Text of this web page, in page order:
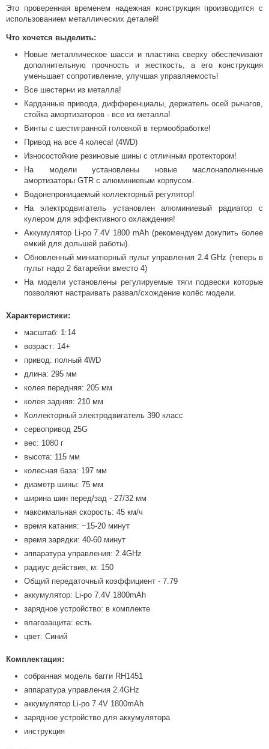
Это проверенная временем надежная конструкция производится с
использованием металлических деталей!
Что хочется выделить:
Новые металлическое шасси и пластина сверху обеспечивают
дополнительную прочность и жесткость, а его конструкция
уменьшает сопротивление, улучшая управляемость!
Все шестерни из металла!
Карданные привода, дифференциалы, держатель осей рычагов,
стойка амортизаторов - все из металла!
Винты с шестигранной головкой в ​​термообработке!
Привод на все 4 колеса! (4WD)
Износостойкие резиновые шины с отличным протектором!
На модели установлены новые маслонаполненные
амортизаторы GTR c алюминиевым корпусом.
Водонепроницаемый коллекторный регулятор!
На электродвигатель установлен алюминиевый радиатор с
кулером для эффективного охлаждения!
Аккумулятор Li-po 7.4V 1800 mAh (рекомендуем докупить более
емкий для дольшей работы).
Обновленный миниатюрный пульт управления 2.4 GHz (теперь в
пульт надо 2 батарейки вместо 4)
На модели установлены регулируемые тяги подвески которые
позволяют настраивать развал/схождение колёс модели.
Характеристики:
масштаб: 1:14
возраст: 14+
привод: полный 4WD
длина: 295 мм
колея передняя: 205 мм
колея задняя: 210 мм
Коллекторный электродвигатель 390 класс
сервопривод 25G
вес: 1080 г
высота: 115 мм
колесная база: 197 мм
диаметр шины: 75 мм
ширина шин перед/зад - 27/32 мм
максимальная скорость: 45 км/ч
время катания: ~15-20 минут
время зарядки: 40-60 минут
аппаратура управления: 2.4GHz
радиус действия, м: 150
Общий передаточный коэффициент - 7.79
аккумулятор: Li-po 7.4V 1800mAh
зарядное устройство: в комплекте
влагозащита: есть
цвет: Синий
Комплектация:
собранная модель багги RH1451
аппаратура управления 2.4GHz
аккумулятор Li-po 7.4V 1800mAh
зарядное устройство для аккумулятора
инструкция